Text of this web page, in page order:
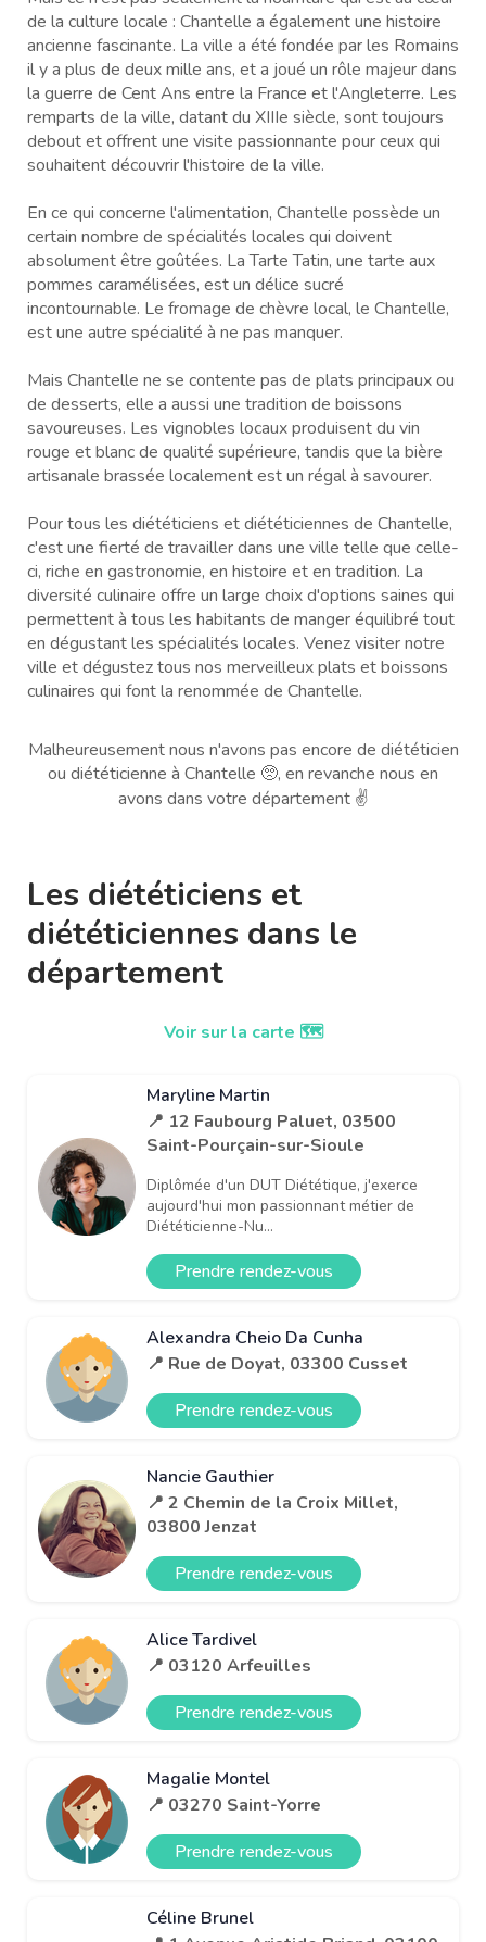
de la culture locale : Chantelle a également une histoire
ancienne fascinante. La ville a été fondée par les Romains
il y a plus de deux mille ans, et a joué un rôle majeur dans
la guerre de Cent Ans entre la France et l'Angleterre. Les
remparts de la ville, datant du XIIIe siècle, sont toujours
debout et offrent une visite passionnante pour ceux qui
souhaitent découvrir l'histoire de la ville.
En ce qui concerne l'alimentation, Chantelle possède un
certain nombre de spécialités locales qui doivent
absolument être goûtées. La Tarte Tatin, une tarte aux
pommes caramélisées, est un délice sucré
incontournable. Le fromage de chèvre local, le Chantelle,
est une autre spécialité à ne pas manquer.
Mais Chantelle ne se contente pas de plats principaux ou
de desserts, elle a aussi une tradition de boissons
savoureuses. Les vignobles locaux produisent du vin
rouge et blanc de qualité supérieure, tandis que la bière
artisanale brassée localement est un régal à savourer.
Pour tous les diététiciens et diététiciennes de Chantelle,
c'est une fierté de travailler dans une ville telle que celle-
ci, riche en gastronomie, en histoire et en tradition. La
diversité culinaire offre un large choix d'options saines qui
permettent à tous les habitants de manger équilibré tout
en dégustant les spécialités locales. Venez visiter notre
ville et dégustez tous nos merveilleux plats et boissons
culinaires qui font la renommée de Chantelle.
Malheureusement nous n'avons pas encore de diététicien
ou diététicienne à Chantelle 🥺, en revanche nous en
avons dans votre département ✌️
Les diététiciens et
diététiciennes dans le
département
Voir sur la carte 🗺️
Maryline Martin
📍 12 Faubourg Paluet, 03500
Saint-Pourçain-sur-Sioule
Diplômée d'un DUT Diététique, j'exerce
aujourd'hui mon passionnant métier de
Diététicienne-Nu...
Prendre rendez-vous
Alexandra Cheio Da Cunha
📍 Rue de Doyat, 03300 Cusset
Prendre rendez-vous
Nancie Gauthier
📍 2 Chemin de la Croix Millet,
03800 Jenzat
Prendre rendez-vous
Alice Tardivel
📍 03120 Arfeuilles
Prendre rendez-vous
Magalie Montel
📍 03270 Saint-Yorre
Prendre rendez-vous
Céline Brunel